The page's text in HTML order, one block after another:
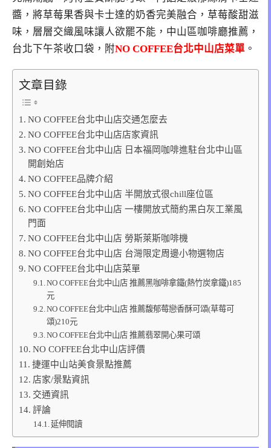
醬，將草莓果香與卡士達的奶香完美融合，草莓酸甜滋
味，層層交織風味讓人欲罷不能，中山區咖啡廳推薦，
台北下午茶收口袋，附NO COFFEE台北中山店菜單 。
文章目錄
NO COFFEE台北中山店交通怎麼去
NO COFFEE台北中山店店家資訊
NO COFFEE台北中山店 日本福岡咖啡進駐台北中山區
開創始店
NO COFFEE品牌介紹
NO COFFEE台北中山店 半開放式很chill座位區
NO COFFEE台北中山店 一樓開放式簡約黑白灰工業風
門面
NO COFFEE台北中山店 勞斯萊斯咖啡機
NO COFFEE台北中山店 台灣限定周邊小物選物店
NO COFFEE台北中山店菜單
NO COFFEE台北中山店 推薦黑咖啡拿鐵(熱竹炭拿鐵)185
元
NO COFFEE台北中山店 推薦馥郁莓戀香酥可頌(草莓可
頌)210元
NO COFFEE台北中山店 推薦翡翠開心果可頌
NO COFFEE台北中山店評價
捷運中山站美食景點推薦
店家/景點資訊
交通資訊
評論
延伸閱讀